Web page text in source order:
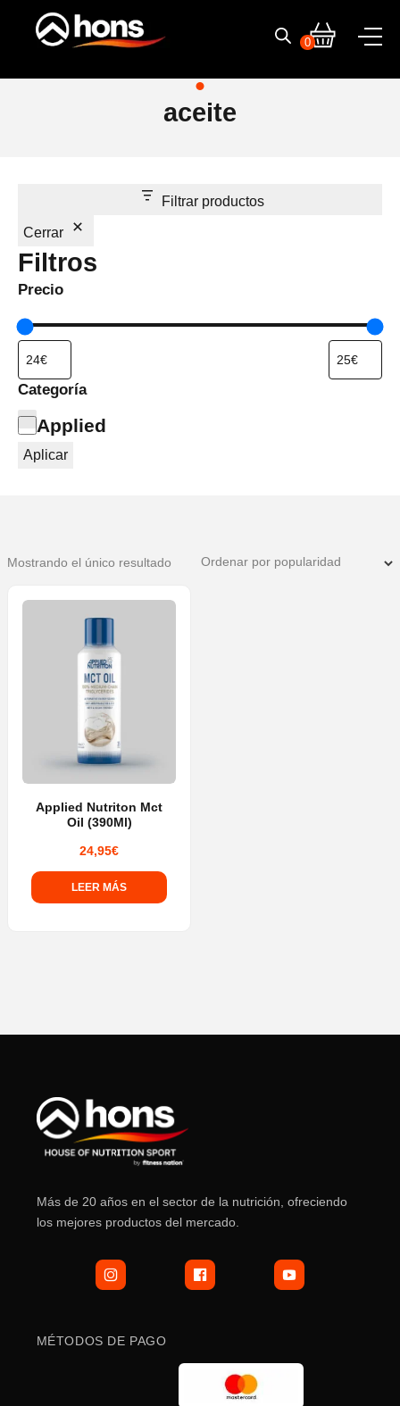
0
aceite
Mostrando el único resultado
Applied Nutriton Mct
Oil (390Ml)
24,95€
LEER MÁS
Filtrar productos
Cerrar
Filtros
Precio
Categoría
Categoría
Applied
Aplicar
Más de 20 años en el sector de la nutrición, ofreciendo
los mejores productos del mercado.
MÉTODOS DE PAGO